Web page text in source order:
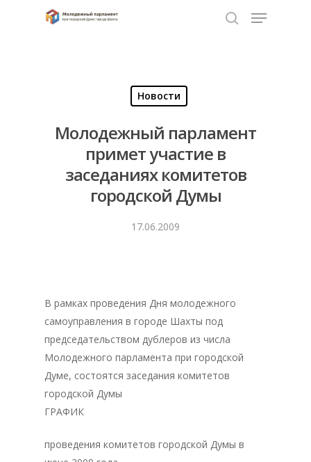
Новости
Молодежный парламент
примет участие в
заседаниях комитетов
городской Думы
17.06.2009
В рамках проведения Дня молодежного
самоуправления в городе Шахты под
председательством дублеров из числа
Молодежного парламента при городской
Думе, состоятся заседания комитетов
городской Думы
ГРАФИК
проведения комитетов городской Думы в